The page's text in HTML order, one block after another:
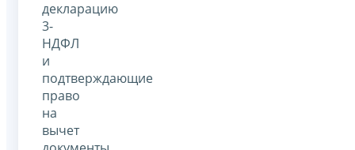
декларацию
3-
НДФЛ
и
подтверждающие
право
на
вычет